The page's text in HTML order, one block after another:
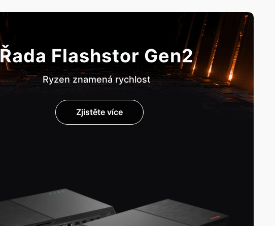
Řada Flashstor Gen2
Ryzen znamená rychlost
Zjistěte více